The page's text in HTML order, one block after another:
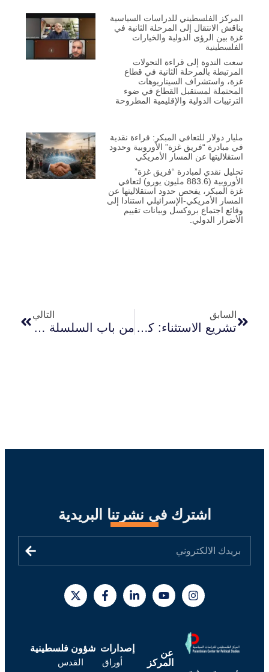
المركز الفلسطيني للدراسات السياسية
يناقش الانتقال إلى المرحلة الثانية في
غزة بين الرؤى الدولية والخيارات
الفلسطينية
سعت الندوة إلى قراءة التحولات
المرتبطة بالمرحلة الثانية في قطاع
غزة، واستشراف السيناريوهات
المحتملة لمستقبل القطاع في ضوء
الترتيبات الدولية والإقليمية المطروحة
مليار دولار للتعافي المبكر: قراءة نقدية
في مبادرة “فريق غزة” الأوروبية وحدود
استقلاليتها عن المسار الأمريكي
تحليل نقدي لمبادرة “فريق غزة”
الأوروبية (883.6 مليون يورو) لتعافي
غزة المبكر، يفحص حدود استقلاليتها عن
المسار الأمريكي-الإسرائيلي استنادا إلى
وقائع اجتماع بروكسل وبيانات تقييم
الأضرار الدولي.
السابق
تشريع الاستثناء: كيف يُعيد الكيان الإسرائيلي تفكيك الحماية القانونية للأسرى الفلسطينيين بعد 7 أكتوبر
التالي
من باب السلسلة إلى الخان الأحمر..إعادة هندسة محيط القدس
اشترك في نشرتنا البريدية
عن
المركز
إصدارات
أوراق
شؤون فلسطينية
القدس